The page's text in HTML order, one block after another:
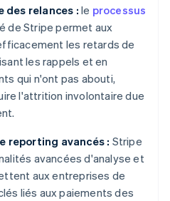
des relances : le processus
de Stripe permet aux
les retards de
les rappels et en
qui n'ont pas abouti,
l'attrition involontaire due
reporting avancés : Stripe
avancées d'analyse et
aux entreprises de
liés aux paiements des